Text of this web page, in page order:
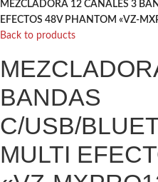
MEZCLADORA 12 CANALES 3
EFECTOS 48V PHANTOM «VZ-
Back to products
BANDAS
C/USB/
MULTI